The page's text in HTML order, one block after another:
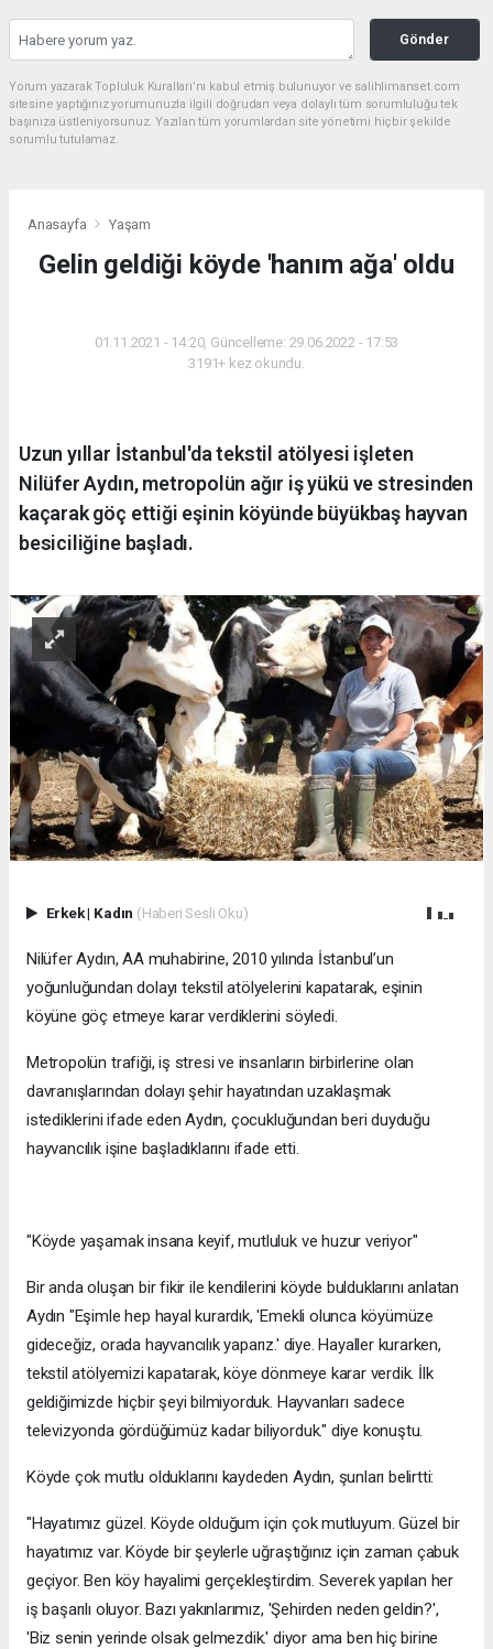
Gönder
Yorum yazarak Topluluk Kuralları’nı kabul etmiş bulunuyor ve salihlimanset.com
sitesine yaptığınız yorumunuzla ilgili doğrudan veya dolaylı tüm sorumluluğu tek
başınıza üstleniyorsunuz. Yazılan tüm yorumlardan site yönetimi hiçbir şekilde
sorumlu tutulamaz.
Anasayfa Yaşam
Gelin geldiği köyde 'hanım ağa' oldu
01.11.2021 - 14:20, Güncelleme: 29.06.2022 - 17:53
3191+ kez okundu.
Uzun yıllar İstanbul'da tekstil atölyesi işleten
Nilüfer Aydın, metropolün ağır iş yükü ve stresinden
kaçarak göç ettiği eşinin köyünde büyükbaş hayvan
besiciliğine başladı.
Erkek| Kadın (Haberi Sesli Oku)
Nilüfer Aydın, AA muhabirine, 2010 yılında İstanbul’un
yoğunluğundan dolayı tekstil atölyelerini kapatarak, eşinin
köyüne göç etmeye karar verdiklerini söyledi.
Metropolün trafiği, iş stresi ve insanların birbirlerine olan
davranışlarından dolayı şehir hayatından uzaklaşmak
istediklerini ifade eden Aydın, çocukluğundan beri duyduğu
hayvancılık işine başladıklarını ifade etti.
"Köyde yaşamak insana keyif, mutluluk ve huzur veriyor"
Bir anda oluşan bir fikir ile kendilerini köyde bulduklarını anlatan
Aydın "Eşimle hep hayal kurardık, 'Emekli olunca köyümüze
gideceğiz, orada hayvancılık yaparız.' diye. Hayaller kurarken,
tekstil atölyemizi kapatarak, köye dönmeye karar verdik. İlk
geldiğimizde hiçbir şeyi bilmiyorduk. Hayvanları sadece
televizyonda gördüğümüz kadar biliyorduk." diye konuştu.
Köyde çok mutlu olduklarını kaydeden Aydın, şunları belirtti:
"Hayatımız güzel. Köyde olduğum için çok mutluyum. Güzel bir
hayatımız var. Köyde bir şeylerle uğraştığınız için zaman çabuk
geçiyor. Ben köy hayalimi gerçekleştirdim. Severek yapılan her
iş başarılı oluyor. Bazı yakınlarımız, 'Şehirden neden geldin?',
'Biz senin yerinde olsak gelmezdik.' diyor ama ben hiç birine